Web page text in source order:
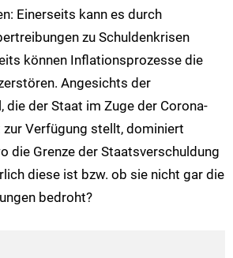
Einerseits kann es durch
zu Schuldenkrisen
können Inflationsprozesse die
Angesichts der
der Staat im Zuge der Corona-
Verfügung stellt, dominiert
die Grenze der Staatsverschuldung
diese ist bzw. ob sie nicht gar die
bedroht?